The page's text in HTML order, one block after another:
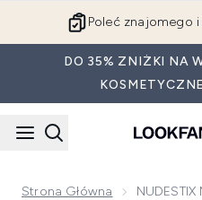
Poleć znajomego i
DO 35% ZNIŻKI NA
Strona Główna